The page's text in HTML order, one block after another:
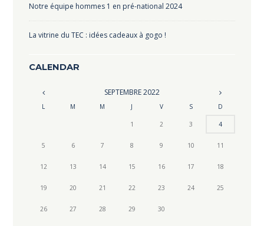
Notre équipe hommes 1 en pré-national 2024
La vitrine du TEC : idées cadeaux à gogo !
CALENDAR
SEPTEMBRE2022
L M M J V S D
1 2 3 4
5 6 7 8 9 10 11
12 13 14 15 16 17 18
19 20 21 22 23 24 25
26 27 28 29 30